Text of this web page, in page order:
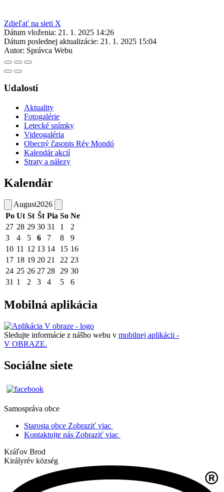
Zdieľať na sieti X
Dátum vloženia: 21. 1. 2025 14:26
Dátum poslednej aktualizácie: 21. 1. 2025 15:04
Autor: Správca Webu
Udalosti
Aktuality
Fotogalérie
Letecké snímky
Videogaléria
Obecný časopis Rév Mondó
Kalendár akcií
Straty a nálezy
Kalendár
August2026
Po Ut St Št Pia So Ne
27 28 29 30 31 1
2
3
4 5 6 7 8
9
10 11 12 13 14 15 16
17 18 19 20 21 22 23
24 25 26 27 28 29 30
31 1 2 3 4 5 6
Mobilná aplikácia
Sledujte informácie z nášho webu v mobilnej aplikácii -
V OBRAZE.
Sociálne siete
Samospráva obce
Starosta obce Zobraziť viac
Kontaktujte nás Zobraziť viac
Kráľov Brod
Királyrév község